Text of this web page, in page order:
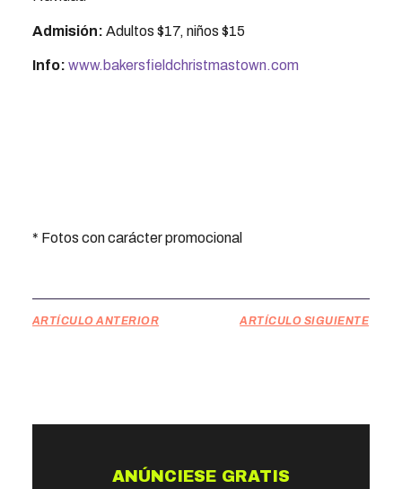
Admisión: Adultos $17, niños $15
Info: www.bakersfieldchristmastown.com
* Fotos con carácter promocional
ARTÍCULO ANTERIOR ARTÍCULO SIGUIENTE
ANÚNCIESE GRATIS